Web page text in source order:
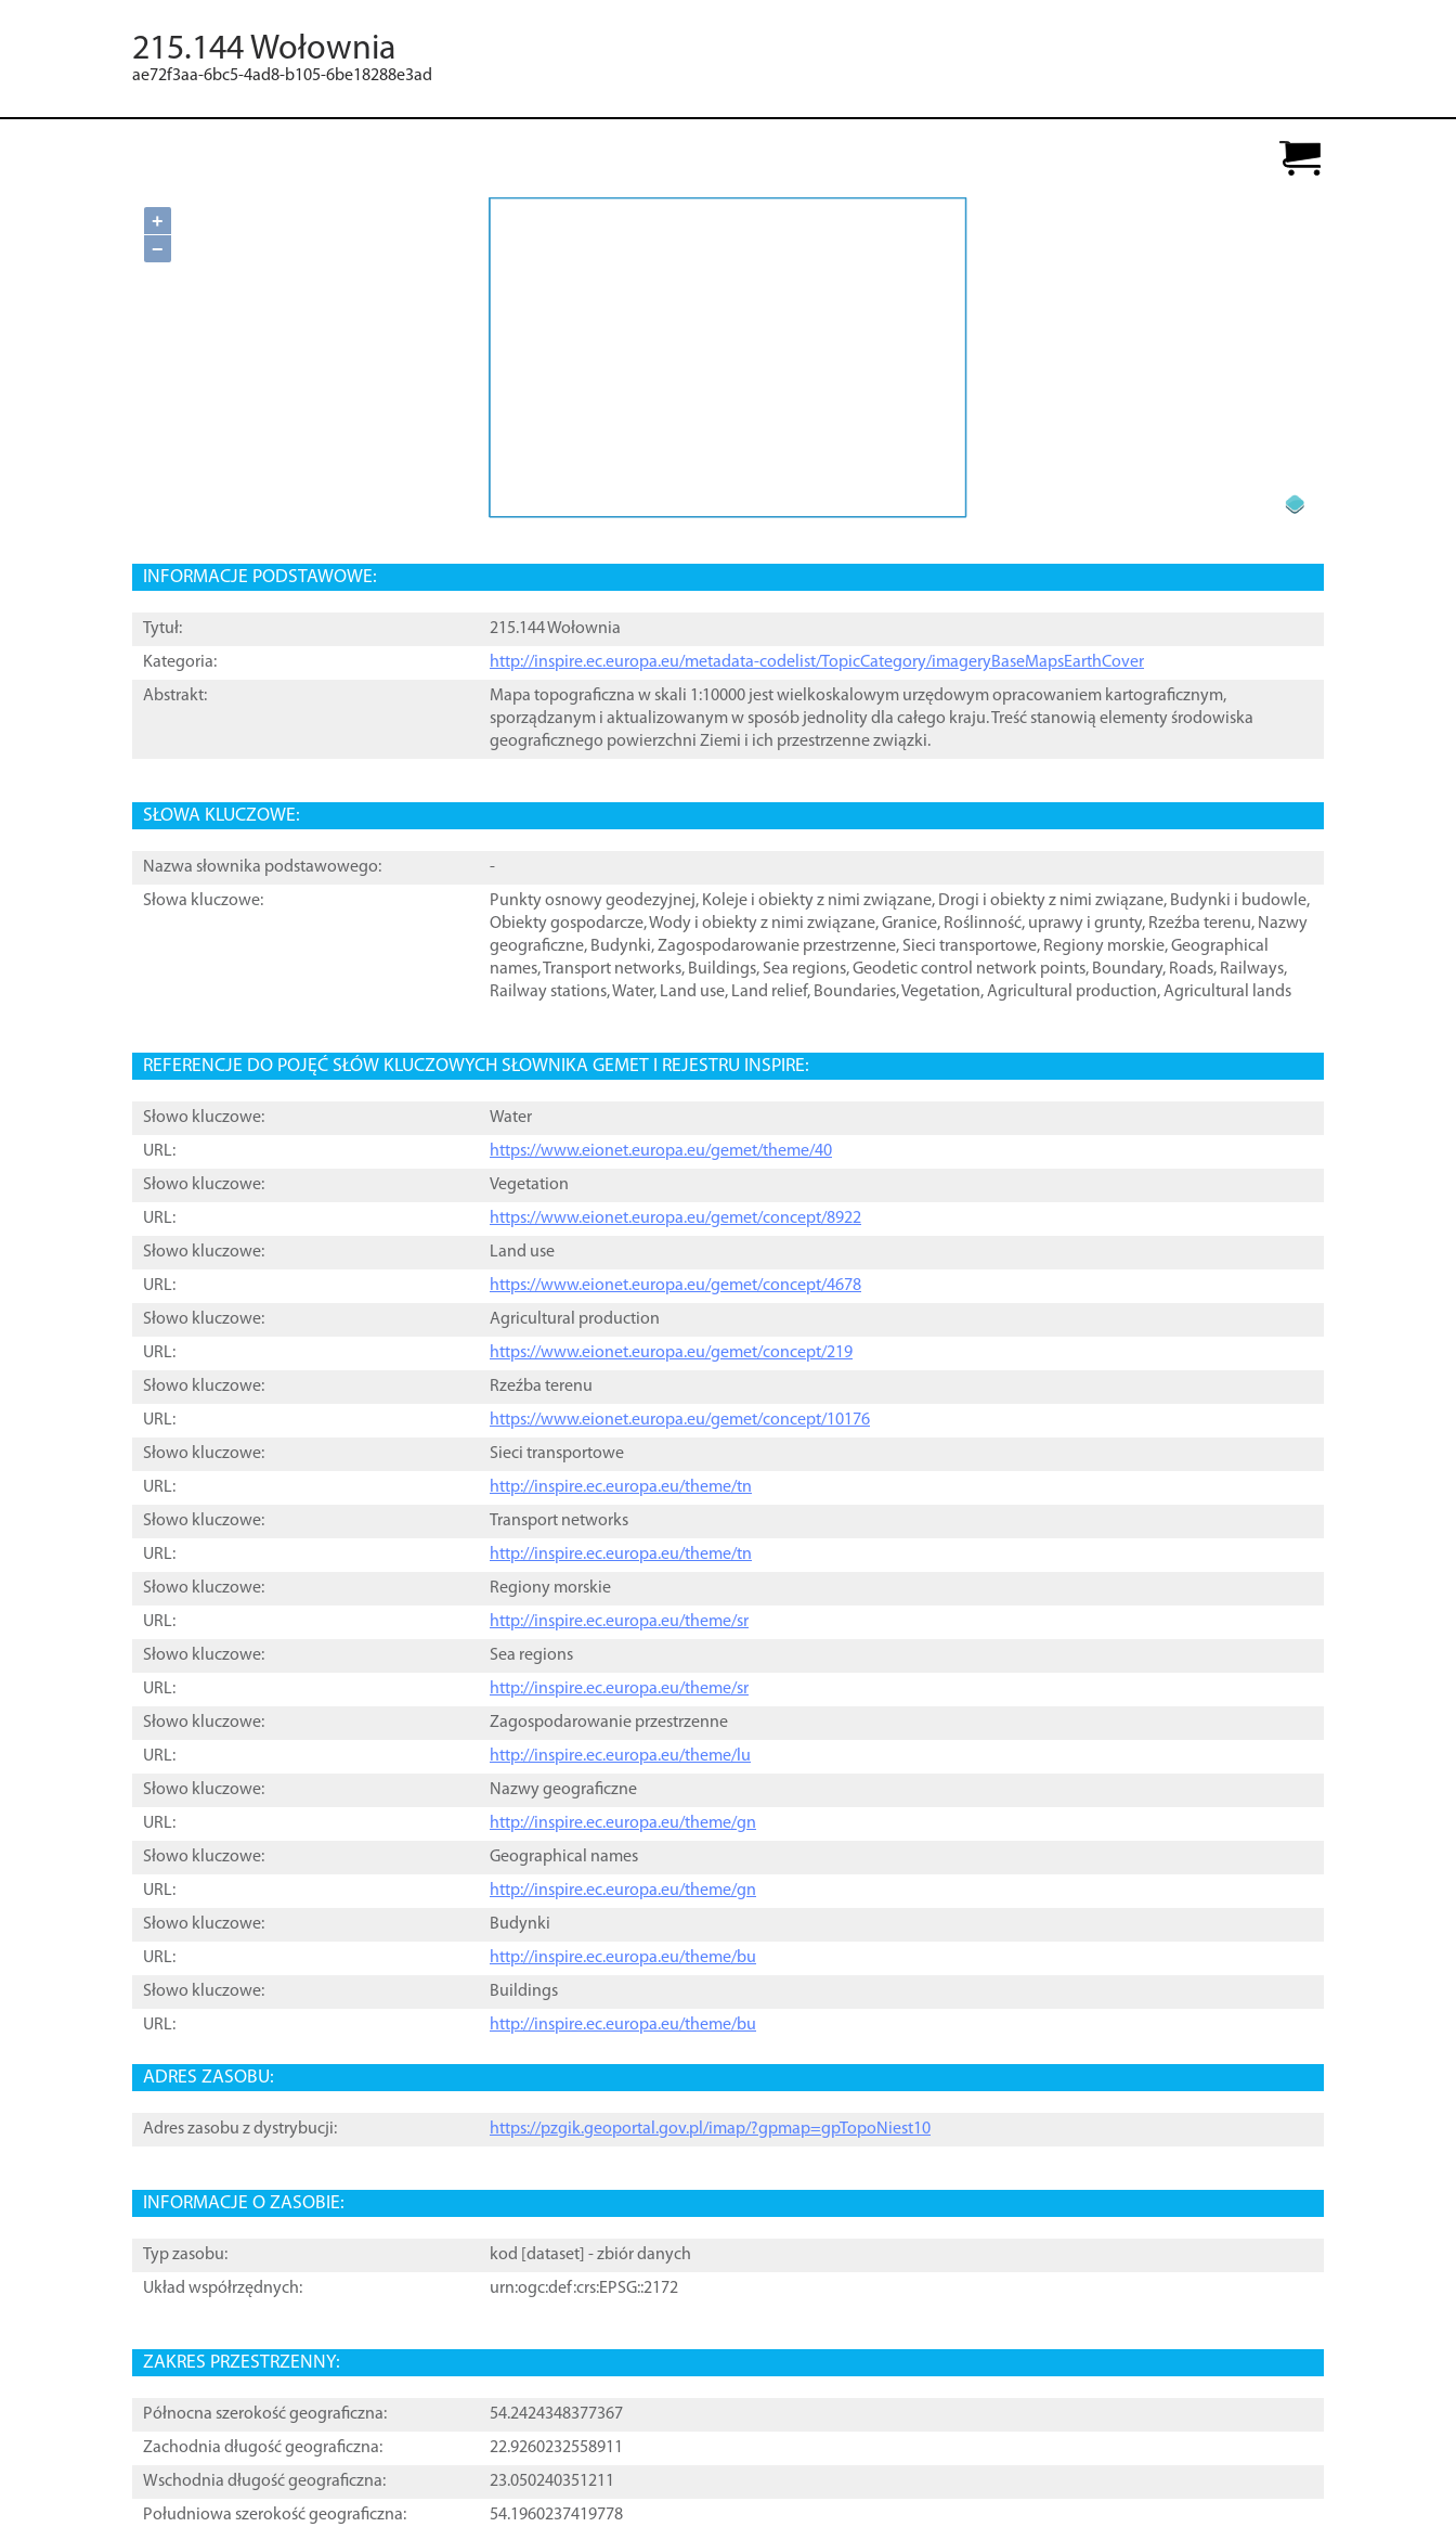
215.144 Wołownia
ae72f3aa-6bc5-4ad8-b105-6be18288e3ad
+
−
INFORMACJE PODSTAWOWE:
Tytuł:
215.144 Wołownia
Kategoria:
http://inspire.ec.europa.eu/metadata-codelist/TopicCategory/imageryBaseMapsEarthCover
Abstrakt:
Mapa topograficzna w skali 1:10000 jest wielkoskalowym urzędowym opracowaniem kartograficznym,
sporządzanym i aktualizowanym w sposób jednolity dla całego kraju. Treść stanowią elementy środowiska
geograficznego powierzchni Ziemi i ich przestrzenne związki.
SŁOWA KLUCZOWE:
Nazwa słownika podstawowego:
-
Słowa kluczowe:
Punkty osnowy geodezyjnej, Koleje i obiekty z nimi związane, Drogi i obiekty z nimi związane, Budynki i budowle,
Obiekty gospodarcze,Wody i obiekty z nimi związane,Granice, Roślinność, uprawy i grunty, Rzeźba terenu, Nazwy
geograficzne, Budynki,Zagospodarowanie przestrzenne, Sieci transportowe, Regiony morskie,Geographical
names,Transport networks, Buildings, Sea regions,Geodetic control network points, Boundary, Roads, Railways,
Railway stations,Water, Land use, Land relief, Boundaries,Vegetation,Agricultural production,Agricultural lands
REFERENCJE DO POJĘĆ SŁÓW KLUCZOWYCH SŁOWNIKA GEMET I REJESTRU INSPIRE:
Słowo kluczowe:
Water
URL:
https://www.eionet.europa.eu/gemet/theme/40
Słowo kluczowe:
Vegetation
URL:
https://www.eionet.europa.eu/gemet/concept/8922
Słowo kluczowe:
Land use
URL:
https://www.eionet.europa.eu/gemet/concept/4678
Słowo kluczowe:
Agricultural production
URL:
https://www.eionet.europa.eu/gemet/concept/219
Słowo kluczowe:
Rzeźba terenu
URL:
https://www.eionet.europa.eu/gemet/concept/10176
Słowo kluczowe:
Sieci transportowe
URL:
http://inspire.ec.europa.eu/theme/tn
Słowo kluczowe:
Transport networks
URL:
http://inspire.ec.europa.eu/theme/tn
Słowo kluczowe:
Regiony morskie
URL:
http://inspire.ec.europa.eu/theme/sr
Słowo kluczowe:
Sea regions
URL:
http://inspire.ec.europa.eu/theme/sr
Słowo kluczowe:
Zagospodarowanie przestrzenne
URL:
http://inspire.ec.europa.eu/theme/lu
Słowo kluczowe:
Nazwy geograficzne
URL:
http://inspire.ec.europa.eu/theme/gn
Słowo kluczowe:
Geographical names
URL:
http://inspire.ec.europa.eu/theme/gn
Słowo kluczowe:
Budynki
URL:
http://inspire.ec.europa.eu/theme/bu
Słowo kluczowe:
Buildings
URL:
http://inspire.ec.europa.eu/theme/bu
ADRES ZASOBU:
Adres zasobu z dystrybucji: https://pzgik.geoportal.gov.pl/imap/?gpmap=gpTopoNiest10
INFORMACJE O ZASOBIE:
Typ zasobu: kod [ dataset ] - zbiór danych
Układ współrzędnych:
urn:ogc:def:crs:EPSG::2172
ZAKRES PRZESTRZENNY:
Północna szerokość geograficzna:
54.2424348377367
Zachodnia długość geograficzna:
22.9260232558911
Wschodnia długość geograficzna:
23.050240351211
Południowa szerokość geograficzna:
54.1960237419778